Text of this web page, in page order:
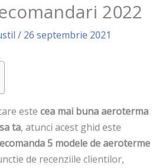
2022
/ 26 septembrie 2021
este cea mai buna aeroterma
ta, atunci acest ghid este
5 modele de aeroterme
de recenziile clientilor,